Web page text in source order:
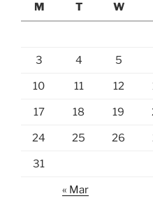
M
T W
3 4 5
10 11 12
17 18 19
24 25 26
31
« Mar